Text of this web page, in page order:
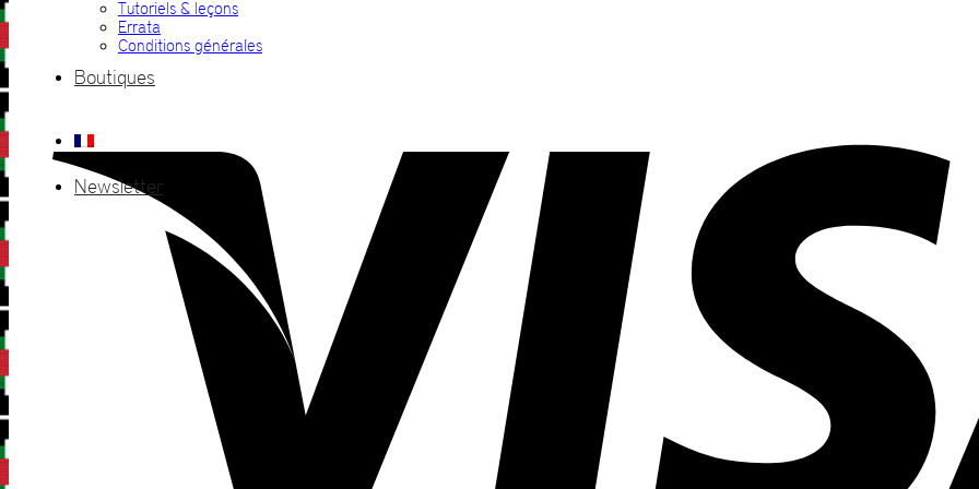
Tutoriels & leçons
Errata
Conditions générales
Boutiques
Newsletter